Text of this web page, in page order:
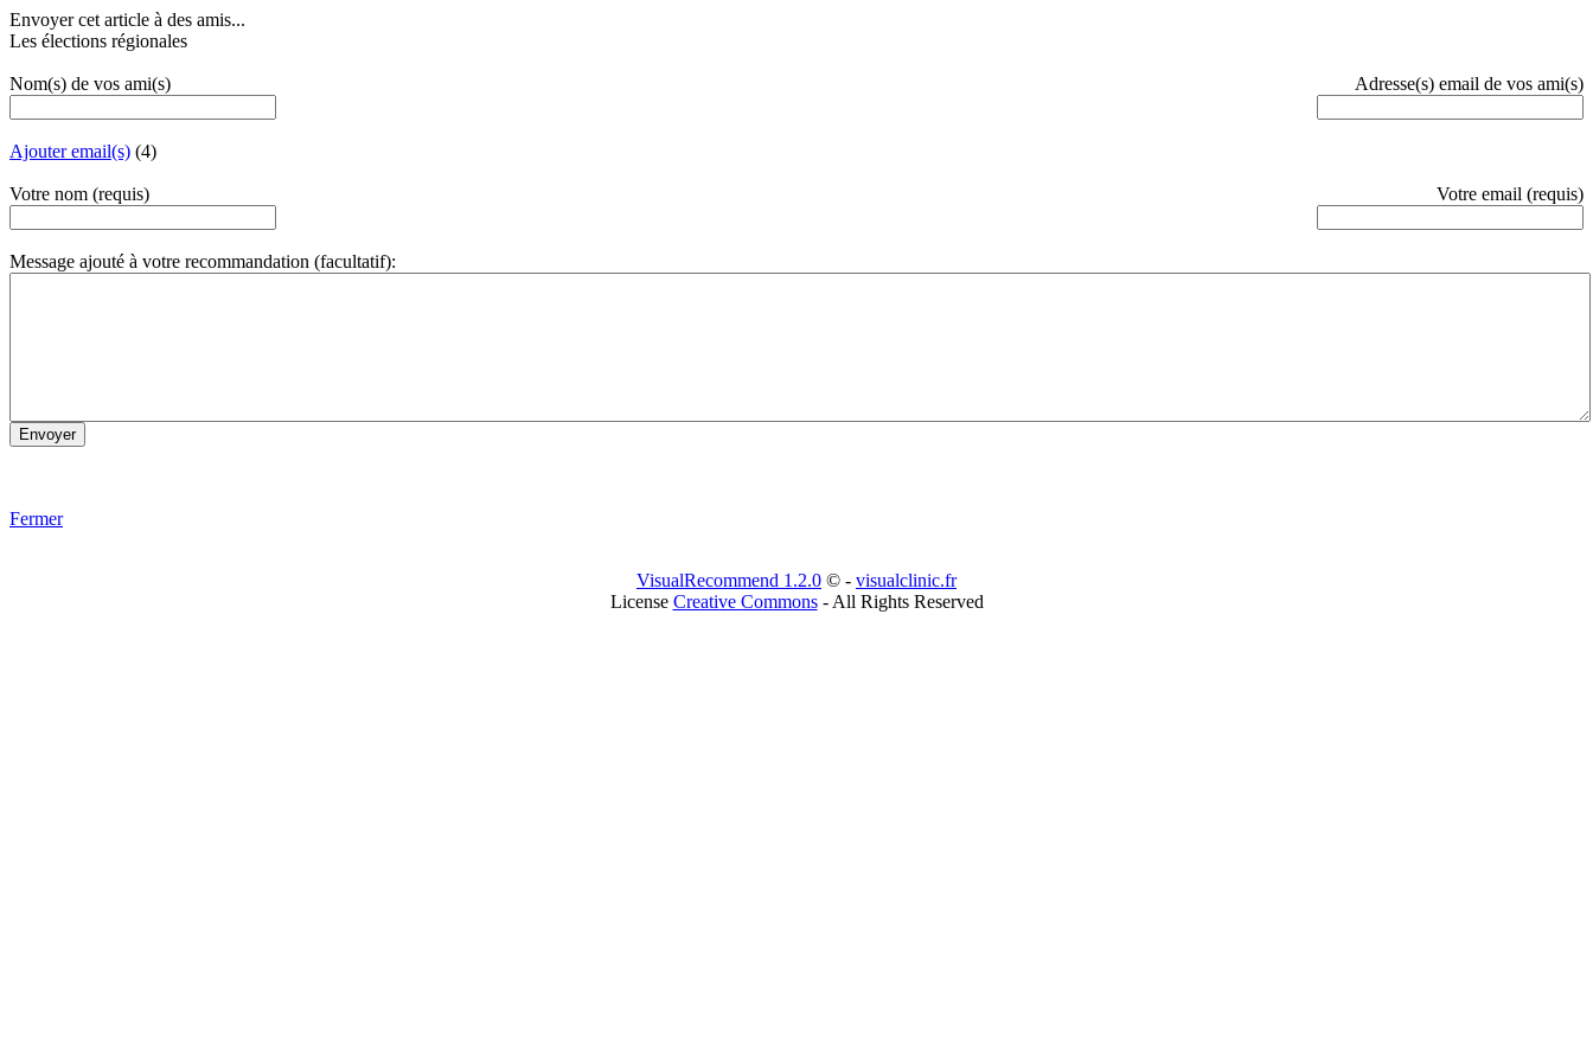
Envoyer cet article à des amis...
Les élections régionales
Nom(s) de vos ami(s) Adresse(s) email de vos ami(s)
Ajouter email(s) (4)
Votre nom (requis) Votre email (requis)
Message ajouté à votre recommandation (facultatif):
Fermer
VisualRecommend 1.2.0 © - visualclinic.fr
License Creative Commons- All Rights Reserved